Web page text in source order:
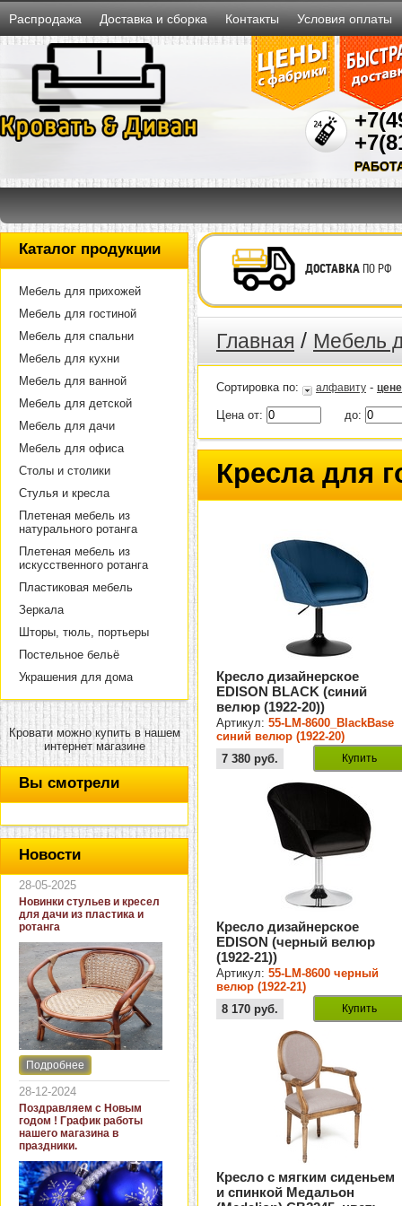
Распродажа Доставка и сборка Контакты Условия оплаты
Каталог продукции
Мебель для прихожей
Мебель для гостиной
Мебель для спальни
Мебель для кухни
Мебель для ванной
Мебель для детской
Мебель для дачи
Мебель для офиса
Столы и столики
Стулья и кресла
Плетеная мебель из
натурального ротанга
Плетеная мебель из
искусственного ротанга
Пластиковая мебель
Зеркала
Шторы, тюль, портьеры
Постельное бельё
Украшения для дома
Кровати можно купить в нашем
интернет магазине
Вы смотрели
Новости
28-05-2025
Новинки стульев и кресел
для дачи из пластика и
ротанга
Интернет-магазин "Кровать
и диван" представляет
новинки стульев и кресел
для дачи. В ассортименте
представлены как
бюджетные модели из
пластика для дачи, так и
кресла для загородных
домов из натурального и
искусственного ротанга.
Подробнее
28-12-2024
Поздравляем с Новым
годом ! График работы
нашего магазина в
праздники.
ДОСТАВКАПО РФ
Главная / Мебель
Сортировка по: алфавиту - цене
Цена от: до:
Кресла для
Кресло дизайнерское
EDISON BLACK (синий
велюр (1922-20))
Артикул: 55-LM-8600_BlackBase
синий велюр (1922-20)
7 380 руб. Купить
Кресло дизайнерское
EDISON (черный велюр
(1922-21))
Артикул: 55-LM-8600 черный
велюр (1922-21)
8 170 руб. Купить
Кресло с мягким сиденьем
и спинкой Медальон